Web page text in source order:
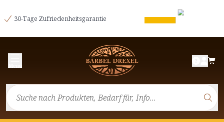
30-Tage Zufriedenheitsgarantie